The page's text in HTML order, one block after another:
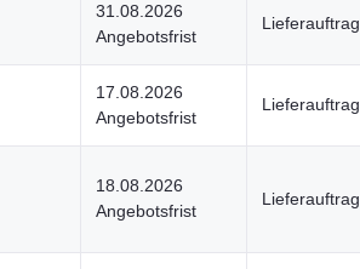
31.08.2026
Angebotsfrist
Lieferauftrag
17.08.2026
Angebotsfrist
Lieferauftrag
18.08.2026
Angebotsfrist
Lieferauftrag